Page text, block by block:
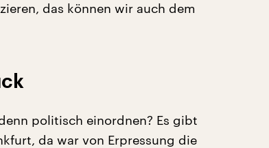
das können wir auch dem
politisch einordnen? Es gibt
da war von Erpressung die